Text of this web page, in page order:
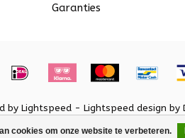
cookies om onze website te verbeteren.
Garanties
by Lightspeed - Lightspeed design by